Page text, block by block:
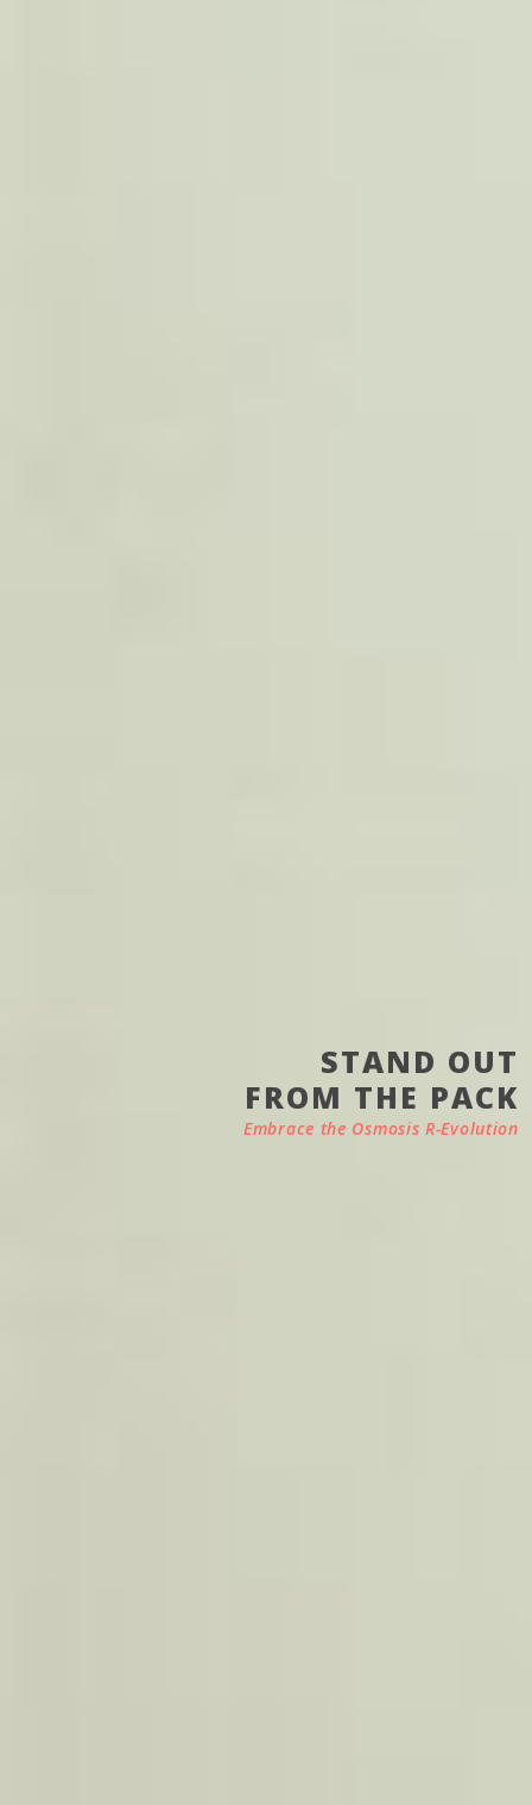
STAND OUT
FROM THE PACK
Embrace the Osmosis R-Evolution